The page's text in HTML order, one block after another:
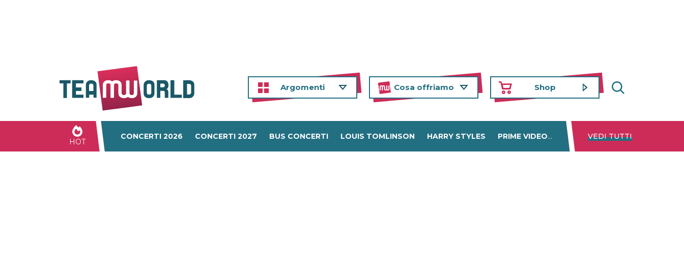
Argomenti Cosa offriamo Shop
HOT
CONCERTI 2026 CONCERTI 2027 BUS CONCERTI LOUIS TOMLINSON HARRY STYLES PRIME VIDEO DISNEY+ NETFLIX
VEDI TUTTI